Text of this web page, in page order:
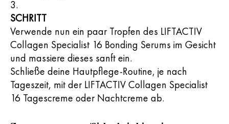
SCHRITT
Verwende nun ein paar Tropfen des LIFTACTIV
Collagen Specialist 16 Bonding Serums im Gesicht
und massiere dieses sanft ein.
Schließe deine Hautpflege-Routine, je nach
Tageszeit, mit der LIFTACTIV Collagen Specialist
16 Tagescreme oder Nachtcreme ab.